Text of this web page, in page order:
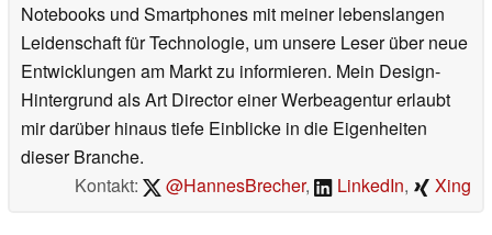
Notebooks und Smartphones mit meiner lebenslangen
Leidenschaft für Technologie, um unsere Leser über neue
Entwicklungen am Markt zu informieren. Mein Design-
Hintergrund als Art Director einer Werbeagentur erlaubt
mir darüber hinaus tiefe Einblicke in die Eigenheiten
dieser Branche.
Kontakt:
@HannesBrecher, LinkedIn, Xing